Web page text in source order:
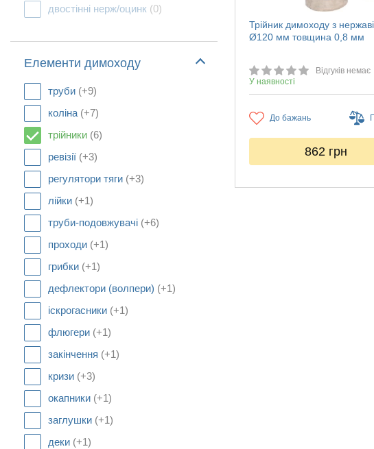
двостінні нерж/оцинк (0)
Елементи димоходу
труби (+9)
коліна (+7)
трійники (6)
ревізії (+3)
регулятори тяги (+3)
лійки (+1)
труби-подовжувачі (+6)
проходи (+1)
грибки (+1)
дефлектори (волпери) (+1)
іскрогасники (+1)
флюгери (+1)
закінчення (+1)
кризи (+3)
окапники (+1)
заглушки (+1)
деки (+1)
Трійник димоходу з
Ø120 мм товщина 0,8 мм
Відгуків немає
У наявності
До бажань
862 грн